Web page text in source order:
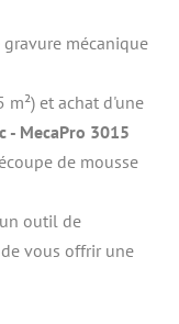
mécanique
m²) et achat d'une
- MecaPro 3015
de mousse
outil de
vous offrir une